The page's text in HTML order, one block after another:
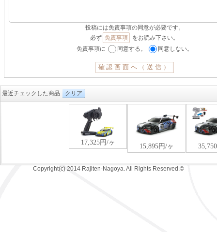
投稿には免責事項の同意が必要です。
必ず 免責事項
をお読み下さい。
免責事項に
同意する。 同意しない。
最近チェックした商品 クリア
Copyright(c) 2014 Rajiten-Nagoya. All Rights Reserved.©